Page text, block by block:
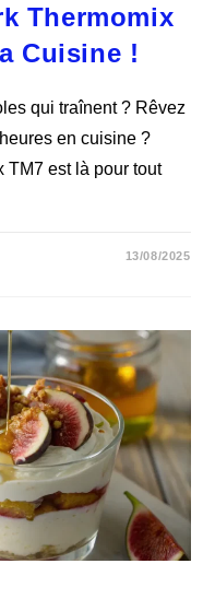
Thermomix
Cuisine !
qui traînent ? Rêvez
en cuisine ?
TM7 est là pour tout
13/08/2025